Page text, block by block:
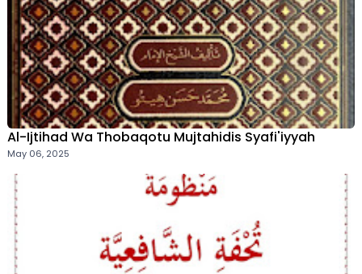
Al-Ijtihad Wa Thobaqotu Mujtahidis Syafi'iyyah
May 06, 2025